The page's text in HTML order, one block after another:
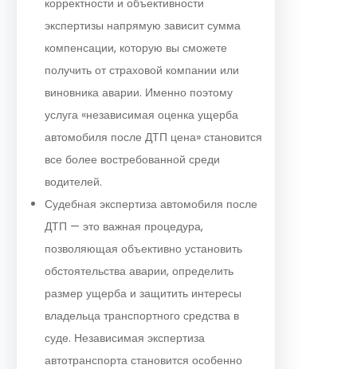
экспертизы напрямую зависит сумма
компенсации, которую вы сможете
получить от страховой компании или
виновника аварии. Именно поэтому
услуга «независимая оценка ущерба
автомобиля после ДТП цена» становится
все более востребованной среди
водителей.
Судебная экспертиза автомобиля после
ДТП — это важная процедура,
позволяющая объективно установить
обстоятельства аварии, определить
размер ущерба и защитить интересы
владельца транспортного средства в
суде. Независимая экспертиза
автотранспорта становится особенно